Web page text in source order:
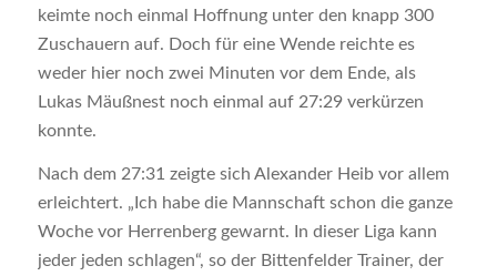
keimte noch einmal Hoffnung unter den knapp 300
Zuschauern auf. Doch für eine Wende reichte es
weder hier noch zwei Minuten vor dem Ende, als
Lukas Mäußnest noch einmal auf 27:29 verkürzen
konnte.
Nach dem 27:31 zeigte sich Alexander Heib vor allem
erleichtert. „Ich habe die Mannschaft schon die ganze
Woche vor Herrenberg gewarnt. In dieser Liga kann
jeder jeden schlagen“, so der Bittenfelder Trainer, der